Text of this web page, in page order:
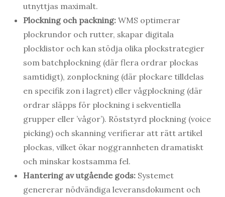
utnyttjas maximalt.
Plockning och packning: WMS optimerar
plockrundor och rutter, skapar digitala
plocklistor och kan stödja olika plockstrategier
som batchplockning (där flera ordrar plockas
samtidigt), zonplockning (där plockare tilldelas
en specifik zon i lagret) eller vågplockning (där
ordrar släpps för plockning i sekventiella
grupper eller ’vågor’). Röststyrd plockning (voice
picking) och skanning verifierar att rätt artikel
plockas, vilket ökar noggrannheten dramatiskt
och minskar kostsamma fel.
Hantering av utgående gods: Systemet
genererar nödvändiga leveransdokument och